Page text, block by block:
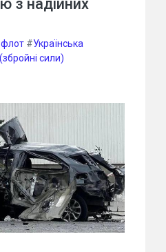
з надійних
#Українська
сили)